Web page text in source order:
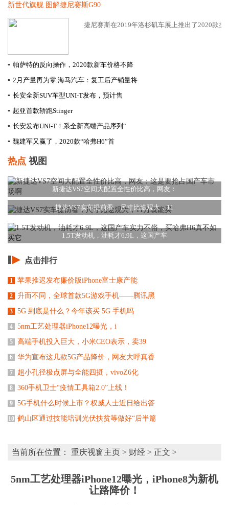
新世代旗舰 图解捷尼赛斯G90
捷尼赛斯在2019年洛杉矶车展上推出了2020款捷
▪ 帕萨特的反向操作，2020款新车价格不降
▪ 2月产量再为零 海马汽车：复工后产销量将
▪ 长安全新SUV车型UNI-T发布，预计售
▪ 起亚首款轿跑Stinger
▪ 长安发布UNI-T！系全新高端产品序列“
▪ ​魏建军又赢了，2020款“哈弗H6”首
热点 视图
新捷达VS7空间大配置全性价比高，网友：
捷达VS7实车提前看，尺寸比途观大，11
1.5T发动机，油耗才6.9L，这国产车
点击排行
1 苹果推迟发布廉价版iPhone富士康产能
2 升而不同，全球首款5G游戏手机——腾讯黑
3 5G 到底是什么？今年该买 5G 手机吗
4 5nm工艺处理器iPhone12曝光，i
5 高端手机投入巨大，小米CEO表示，卖39
6 华为宣布这几款5G产品降价，网友大呼真香
7 超小孔径极点屏与全能四摄，vivoZ6化
8 360手机卫士“疫情工具箱2.0”上线！
9 5G手机什么时候上市？权威人士近日给出答
10 鹤山区通过技能培训光伏扶贫等做好“后半篇
当前所在位置： 重庆视窗主页 > 财经 > 正文 >
5nm工艺处理器iPhone12曝光，iPhone8为新机
让路降价！